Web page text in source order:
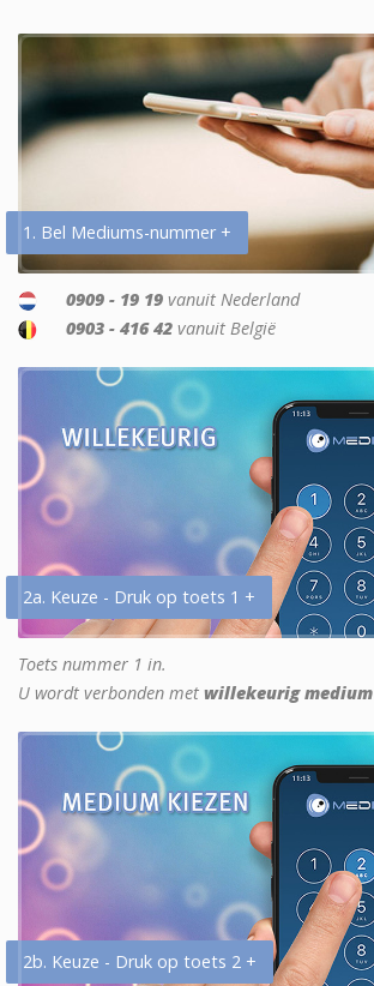
1. Bel Mediums-nummer +
0909 - 19 19 vanuit Nederland
0903 - 416 42 vanuit België
2a. Keuze - Druk op toets 1 +
Toets nummer 1 in.
U wordt verbonden met willekeurig medium
2b. Keuze - Druk op toets 2 +